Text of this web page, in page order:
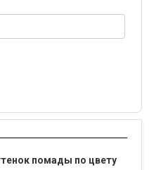
помады по цвету